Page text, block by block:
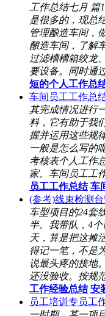
工作总结七月 篇
是很多的，现总
管理酿造车间，
酿造车间，了解
过滤槽槽箱绞龙
要设备。同时通
短的个人工作总
车间员工工作总
其完成情况进行
料，它有助于我
握并运用这些规
一般是怎么写的
考核表个人工作
家。车间员工工
员工工作总结 车
(参考)线束检测
车型项目的24套
半。我带队，4
天，算是把这摊
得记一笔，不是
说最头疼的接地
还没验收。按规
工作经验总结 安
员工培训专员工